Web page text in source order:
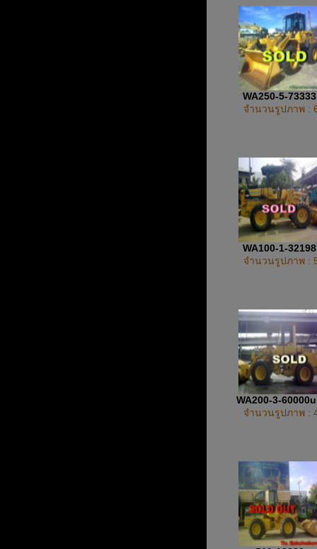
WA250-5-
จำนวนรูปภาพ :
WA100-1-
จำนวนรูปภาพ :
WA200-3-
จำนวนรูปภาพ :